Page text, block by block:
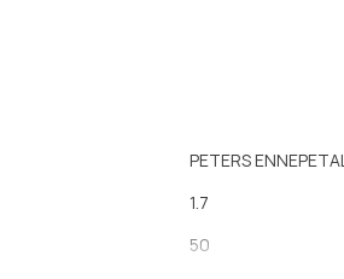
PETERS ENNEPETAL
1.7
50